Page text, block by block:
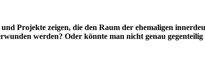
Projekte zeigen, die den Raum der ehemaligen
werden? Oder könnte man nicht genau